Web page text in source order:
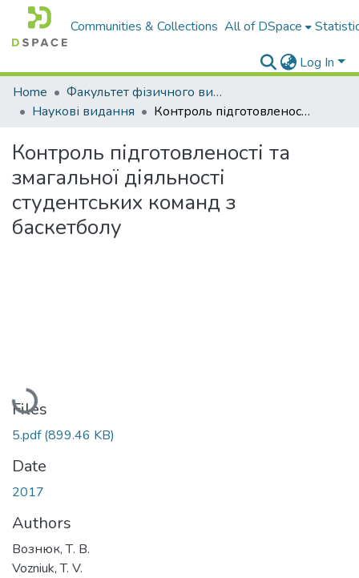
Communities & Collections All of DSpace
Log In
Home
Факультет фізичного виховання і спорту
Наукові видання
Контроль підготовленості та змагальної діяльності студентських команд з баскетболу
Контроль підготовленості та
змагальної діяльності
студентських команд з
баскетболу
Loading...
Files
5.pdf(899.46 KB)
Date
2017
Authors
Вознюк, Т. В.
Vozniuk, T. V.